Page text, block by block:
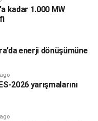
kadar 1.000 MW
enerji dönüşümüne
2026 yarışmalarını